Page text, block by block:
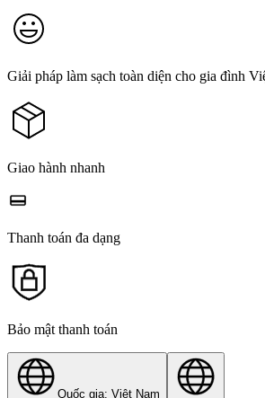
Giải pháp làm sạch toàn diện cho gia đình
Giao hành nhanh
Thanh toán đa dạng
Bảo mật thanh toán
Quốc gia: Việt Nam